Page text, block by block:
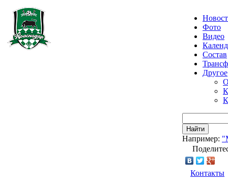
Фото
Видео
Состав
Другое
Найти
Например:
Контакты